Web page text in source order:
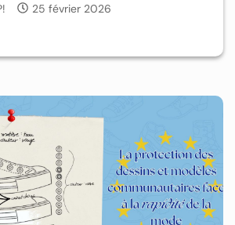
25 février 2026